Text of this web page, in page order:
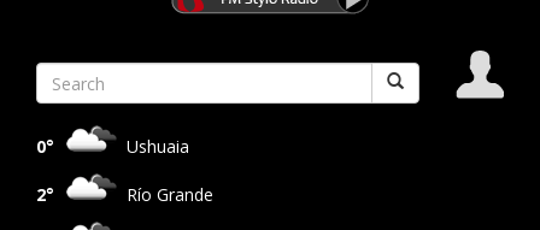
0° Ushuaia
2° Río Grande